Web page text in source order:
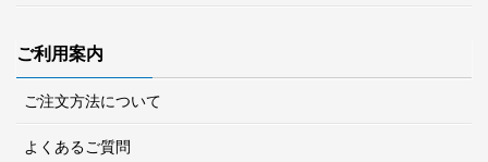
ご利用案内
ご注文方法について
よくあるご質問